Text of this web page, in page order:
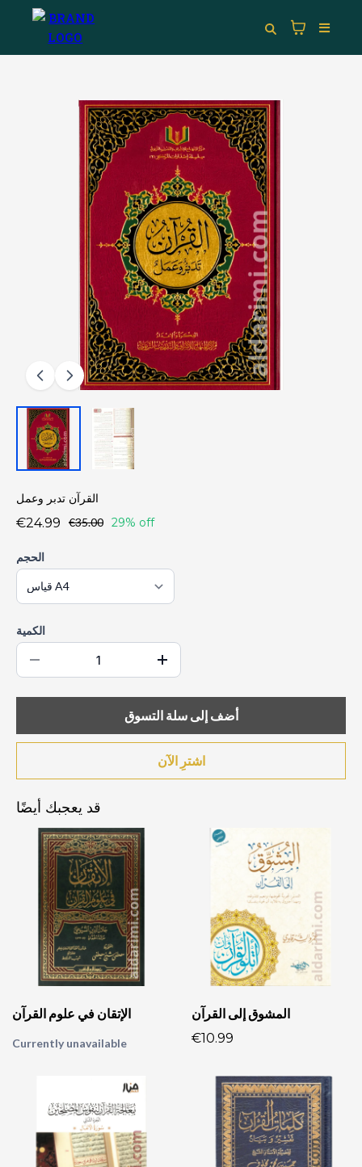
القرآن تدبر وعمل
€24.99 €35.00 29% off
الحجم
الكمية
أضف إلى سلة التسوق
اشترِ الآن
قد يعجبك أيضًا
الإتقان في علوم القرآن
Currently unavailable
المشوق إلى القرآن
€10.99